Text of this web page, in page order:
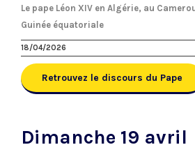
Le pape Léon XIV en Algérie, au
Guinée équatoriale
18/04/2026
Retrouvez le discours du Pape
Dimanche 19 avril